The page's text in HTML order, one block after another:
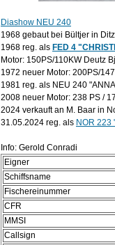
Diashow NEU 240
1968 gebaut bei Bültjer in
1968 reg. als FED 4
Motor: 150PS/110KW Deutz
1972 neuer Motor: 200PS/
1981 reg. als NEU 240
2008 neuer Motor: 238 PS /
2024 verkauft an M. Baar in
31.05.2024 reg. als NOR 223
Info: Gerold Conradi
Eigner
Schiffsname
Fischereinummer
CFR
MMSI
Callsign